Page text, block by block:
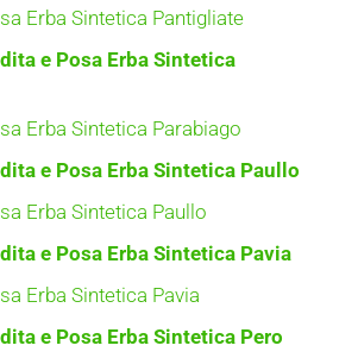
Erba Sintetica Pantigliate
e Posa Erba Sintetica
Erba Sintetica Parabiago
e Posa Erba Sintetica Paullo
Erba Sintetica Paullo
e Posa Erba Sintetica Pavia
Erba Sintetica Pavia
e Posa Erba Sintetica Pero